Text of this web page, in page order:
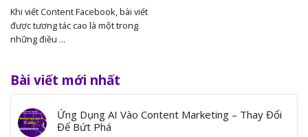
Khi viết Content Facebook, bài viết
được tương tác cao là một trong
những điều ...
Bài viết mới nhất
Ứng Dụng AI Vào Content Marketing – Thay Đổi
Để Bứt Phá